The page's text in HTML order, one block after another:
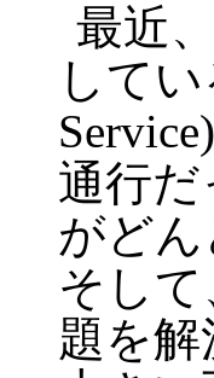
最近
してい
Service)
通行
がど
そし
題を